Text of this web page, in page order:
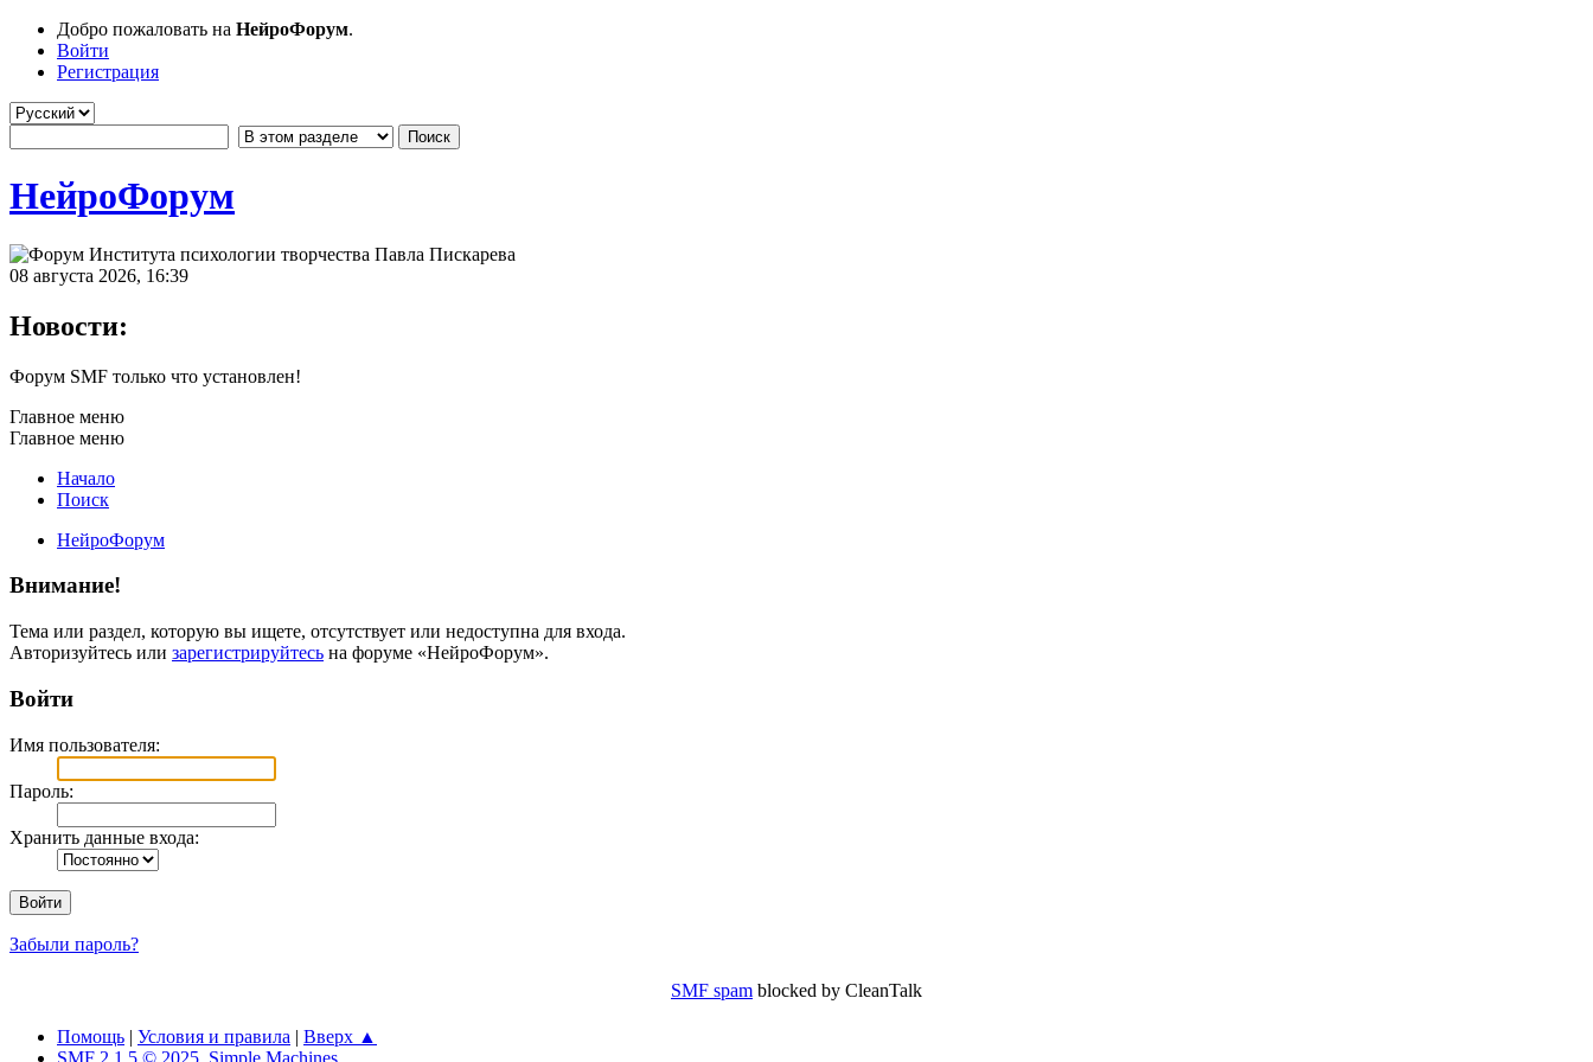
Добро пожаловать на НейроФорум.
Войти
Регистрация
НейроФорум
08 августа 2026, 16:39
Новости:
Форум SMF только что установлен!
Главное меню
Главное меню
Начало
Поиск
НейроФорум
Внимание!
Тема или раздел, которую вы ищете, отсутствует или недоступна для входа.
Авторизуйтесь или зарегистрируйтесь на форуме «НейроФорум».
Войти
Имя пользователя:
Пароль:
Хранить данные входа:
Забыли пароль?
SMF spam blocked by CleanTalk
Помощь | Условия и правила | Вверх ▲
SMF 2.1.5 © 2025 Simple Machines